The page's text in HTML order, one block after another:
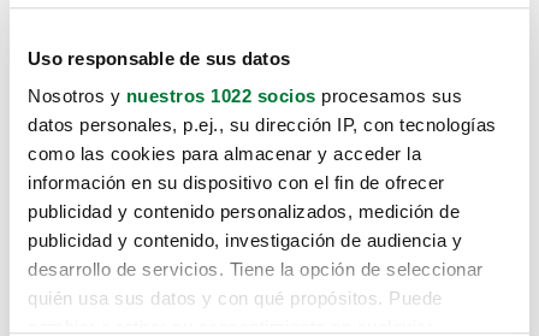
Uso responsable de sus datos
Nosotros y nuestros 1022 socios procesamos sus
datos personales, p.ej., su dirección IP, con tecnologías
como las cookies para almacenar y acceder la
información en su dispositivo con el fin de ofrecer
publicidad y contenido personalizados, medición de
publicidad y contenido, investigación de audiencia y
desarrollo de servicios. Tiene la opción de seleccionar
quién usa sus datos y con qué propósitos. Puede
Lo sentimos, no sabemos como
te hemos traido hasta aquí.
Pero puedes encontrar el coche que estás
buscando en alguno de estos enlaces: